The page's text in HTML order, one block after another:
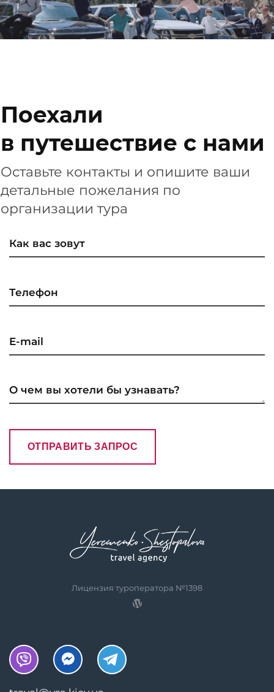
Поехали
в путешествие с нами
Оставьте контакты и опишите ваши
детальные пожелания по
организации тура
Лицензия туроператора №1398